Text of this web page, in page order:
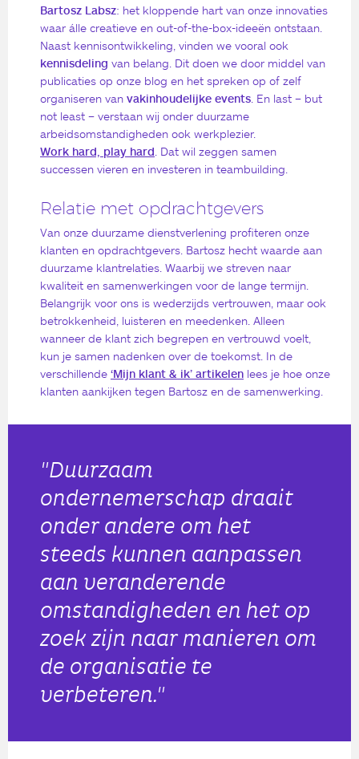
Bartosz Labsz: het kloppende hart van onze innovaties
waar álle creatieve en out-of-the-box-ideeën ontstaan.
Naast kennisontwikkeling, vinden we vooral ook
kennisdeling van belang. Dit doen we door middel van
publicaties op onze blog en het spreken op of zelf
organiseren van vakinhoudelijke events . En last – but
not least – verstaan wij onder duurzame
arbeidsomstandigheden ook werkplezier.
Work hard, play hard . Dat wil zeggen samen
successen vieren en investeren in teambuilding.
Relatie met opdrachtgevers
Van onze duurzame dienstverlening profiteren onze
klanten en opdrachtgevers. Bartosz hecht waarde aan
duurzame klantrelaties. Waarbij we streven naar
kwaliteit en samenwerkingen voor de lange termijn.
Belangrijk voor ons is wederzijds vertrouwen, maar ook
betrokkenheid, luisteren en meedenken. Alleen
wanneer de klant zich begrepen en vertrouwd voelt,
kun je samen nadenken over de toekomst. In de
verschillende ‘Mijn klant & ik’ artikelen lees je hoe onze
klanten aankijken tegen Bartosz en de samenwerking.
"Duurzaam
ondernemerschap draait
onder andere om het
steeds kunnen aanpassen
aan veranderende
omstandigheden en het op
zoek zijn naar manieren om
de organisatie te
verbeteren."